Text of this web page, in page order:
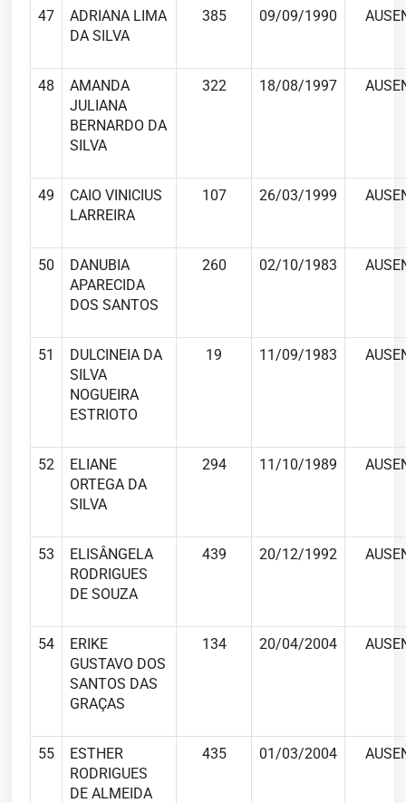
47
ADRIANA LIMA
DA SILVA
385 09/09/1990
48
AMANDA
JULIANA
BERNARDO DA
SILVA
322 18/08/1997
49
CAIO VINICIUS
LARREIRA
107 26/03/1999
50
DANUBIA
APARECIDA
DOS SANTOS
260 02/10/1983
51
DULCINEIA DA
SILVA
NOGUEIRA
ESTRIOTO
19 11/09/1983
52
ELIANE
ORTEGA DA
SILVA
294 11/10/1989
53
ELISÂNGELA
RODRIGUES
DE SOUZA
439 20/12/1992
54
ERIKE
GUSTAVO DOS
SANTOS DAS
GRAÇAS
134 20/04/2004
55
ESTHER
RODRIGUES
DE ALMEIDA
435 01/03/2004